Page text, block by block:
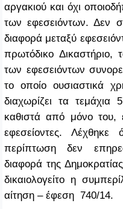
αργακιού και όχι
των εφεσειόντων. Δεν
διαφορά μεταξύ
πρωτόδικο Δικαστήριο,
των εφεσειόντων
το οποίο ουσιαστικά
διαχωρίζει τα
καθιστά από μόνο
εφεσείοντες. Λέχθηκε
περίπτωση δεν
διαφορά της
δικαιολογείτο η
αίτηση – έφεση 740/14.